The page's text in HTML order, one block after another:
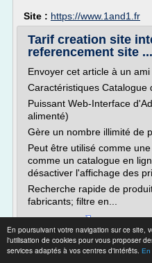
En poursuivant votre navigation sur ce site,
l'utilisation de cookies pour vous proposer
services adaptés à vos centres d'intérêts. En
Site : https://www.1and1.fr
Tarif creation site
referencement site ...
Envoyer cet article à un ami
Caractéristiques Catalogue
Puissant Web-Interface
alimenté)
Gère un nombre illimité de
Peut être utilisé comme
comme un catalogue en
désactiver l'affichage des
Recherche rapide de
fabricants; filtre en...
Site :http://www.creation-